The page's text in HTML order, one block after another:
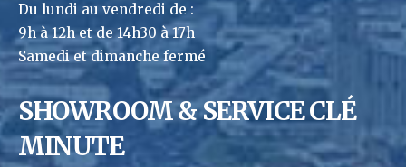
Du lundi au vendredi de :
9h à 12h et de 14h30 à 17h
Samedi et dimanche fermé
SHOWROOM & SERVICE CLÉ
MINUTE